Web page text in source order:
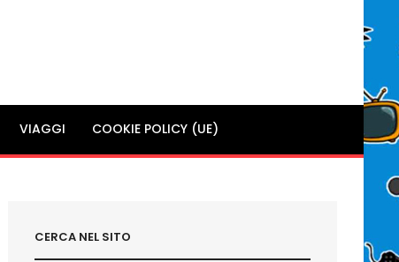
VIAGGI COOKIE POLICY (UE)
CERCA NEL SITO